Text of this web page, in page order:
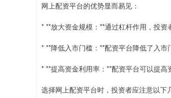
网上配资平台的优势显而易见：
* **放大资金规模：**通过杠杆作用，投资
* **降低入市门槛：**配资平台降低了入市
* **提高资金利用率：**配资平台可以提高
选择网上配资平台时，投资者应注意以下